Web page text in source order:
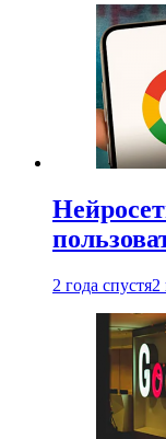
2 года спустя2